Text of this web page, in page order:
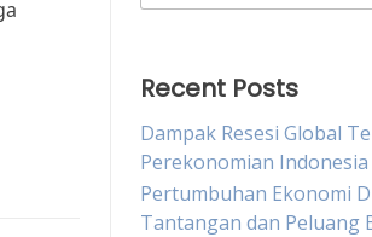
for:
Recent Posts
Dampak Resesi Global
Perekonomian Indonesia
Pertumbuhan Ekonomi
Tantangan dan Peluang